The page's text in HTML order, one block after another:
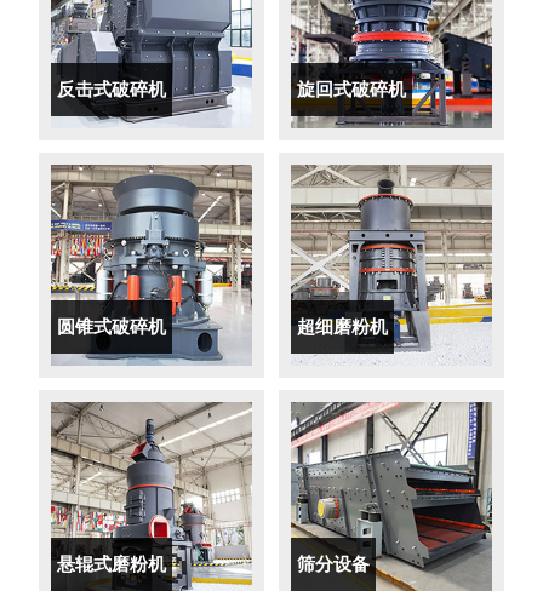
反击式破碎机 旋回式破碎机
圆锥式破碎机 超细磨粉机
悬辊式磨粉机 筛分设备